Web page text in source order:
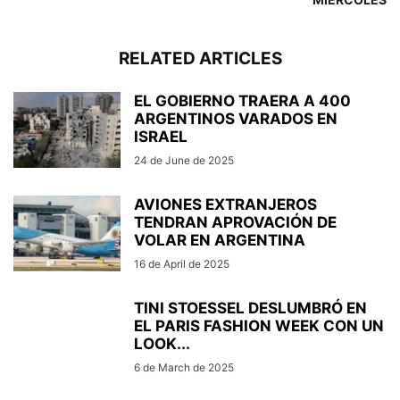
RELATED ARTICLES
EL GOBIERNO TRAERA A 400
ARGENTINOS VARADOS EN
ISRAEL
24 de June de 2025
AVIONES EXTRANJEROS
TENDRAN APROVACIÓN DE
VOLAR EN ARGENTINA
16 de April de 2025
TINI STOESSEL DESLUMBRÓ EN
EL PARIS FASHION WEEK CON UN
LOOK...
6 de March de 2025